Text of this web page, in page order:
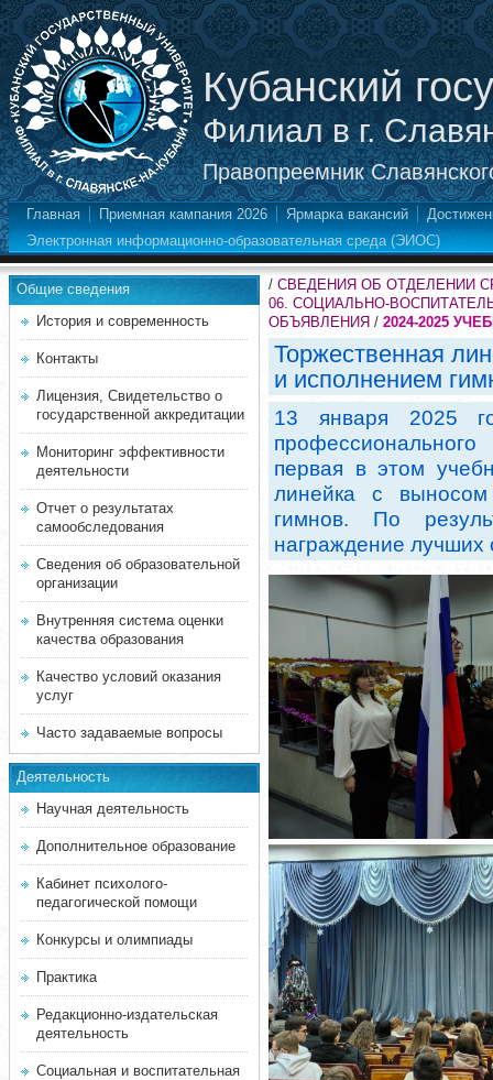
Кубанский
Филиал в г.
Правопреемник
Главная Приемная кампания 2026 Ярмарка вакансий
Электронная информационно-образовательная среда (ЭИОС)
Общие сведения
История и современность
Контакты
Лицензия, Свидетельство о
государственной аккредитации
Мониторинг эффективности
деятельности
Отчет о результатах
самообследования
Сведения об образовательной
организации
Внутренняя система оценки
качества образования
Качество условий оказания
услуг
Часто задаваемые вопросы
Деятельность
Научная деятельность
Дополнительное образование
Кабинет психолого-
педагогической помощи
Конкурсы и олимпиады
Практика
Редакционно-издательская
деятельность
Социальная и воспитательная
/ СВЕДЕНИЯ ОБ ОТДЕЛЕНИИ
06. СОЦИАЛЬНО-
ОБЪЯВЛЕНИЯ / 2024-2025
Торжественная
и исполнением
13 января 2025
первая в этом
линейка с
гимнов. По
награждение лучших